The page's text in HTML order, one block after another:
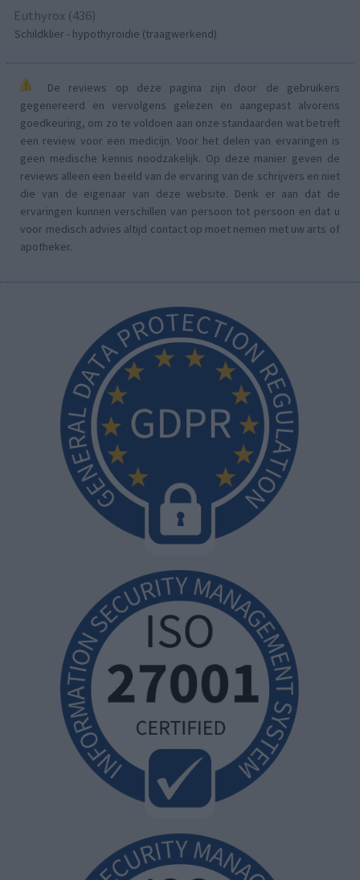
Euthyrox (436)
Schildklier - hypothyroidie (traagwerkend)
De reviews op deze pagina zijn door de gebruikers
gegenereerd en vervolgens gelezen en aangepast alvorens
goedkeuring, om zo te voldoen aan onze standaarden wat betreft
een review voor een medicijn. Voor het delen van ervaringen is
geen medische kennis noodzakelijk. Op deze manier geven de
reviews alleen een beeld van de ervaring van de schrijvers en niet
die van de eigenaar van deze website. Denk er aan dat de
ervaringen kunnen verschillen van persoon tot persoon en dat u
voor medisch advies altijd contact op moet nemen met uw arts of
apotheker.